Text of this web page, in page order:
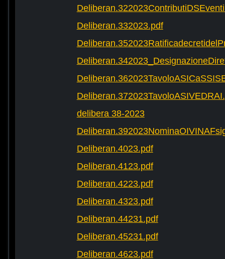
Deliberan.332023.pdf
delibera 38-2023
Deliberan.4023.pdf
Deliberan.4123.pdf
Deliberan.4223.pdf
Deliberan.4323.pdf
Deliberan.44231.pdf
Deliberan.45231.pdf
Deliberan.4623.pdf